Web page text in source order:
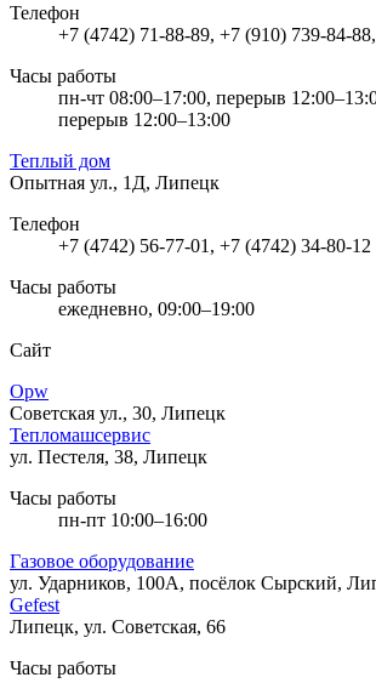
Телефон
+7 (4742) 71-88-89, +7 (910) 739-84-
Часы работы
пн-чт 08:00–17:00, перерыв
перерыв 12:00–13:00
Теплый дом
Опытная ул., 1Д, Липецк
Телефон
+7 (4742) 56-77-01, +7 (4742) 34-80-12
Часы работы
ежедневно, 09:00–19:00
Сайт
Opw
Советская ул., 30, Липецк
Тепломашсервис
ул. Пестеля, 38, Липецк
Часы работы
пн-пт 10:00–16:00
Газовое оборудование
ул. Ударников, 100А, посёлок Сырский,
Gefest
Липецк, ул. Советская, 66
Часы работы